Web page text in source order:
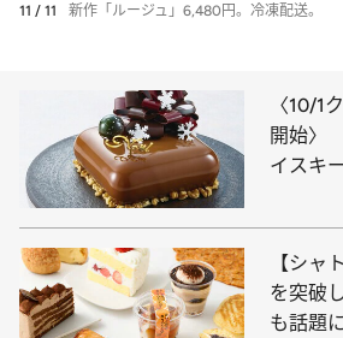
11 / 11 新作「ルージュ」6,480円。冷凍配送。
〈10/1
開始〉
イスキ
即完売
も
【シャ
を突破
も話題